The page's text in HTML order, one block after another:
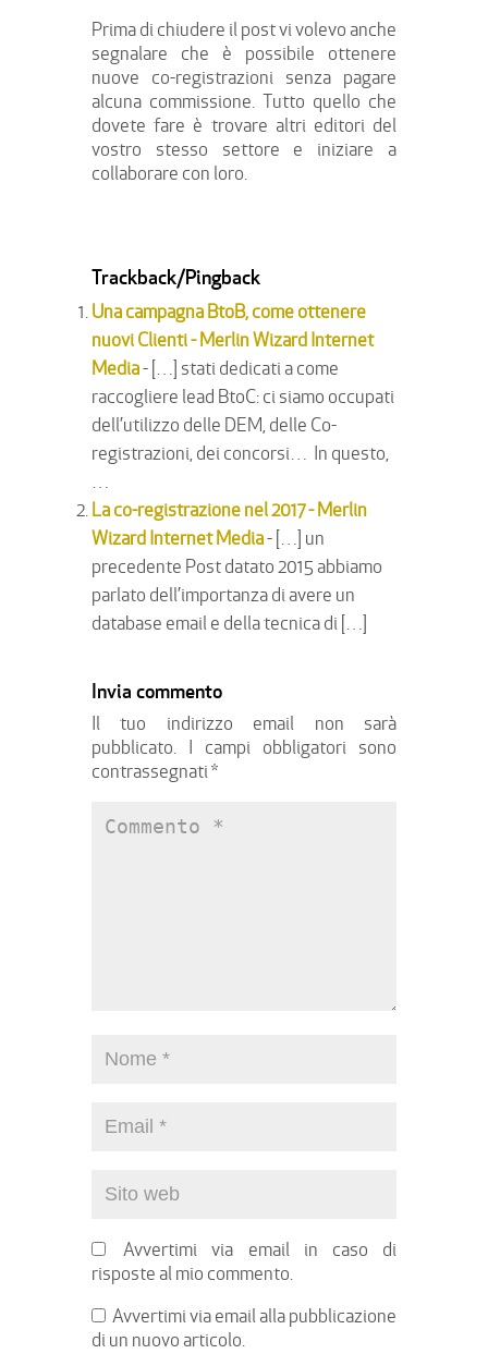
Prima di chiudere il post vi volevo anche
segnalare che è possibile ottenere
nuove co-registrazioni senza pagare
alcuna commissione. Tutto quello che
dovete fare è trovare altri editori del
vostro stesso settore e iniziare a
collaborare con loro.
Trackback/Pingback
Una campagna BtoB, come ottenere
nuovi Clienti - Merlin Wizard Internet
Media- […] stati dedicati a come
raccogliere lead BtoC: ci siamo occupati
dell’utilizzo delle DEM, delle Co-
registrazioni, dei concorsi… In questo,
…
La co-registrazione nel 2017 - Merlin
Wizard Internet Media- […] un
precedente Post datato 2015 abbiamo
parlato dell’importanza di avere un
database email e della tecnica di […]
Invia commento
Il tuo indirizzo email non sarà
pubblicato. I campi obbligatori sono
contrassegnati*
Avvertimi via email in caso di
risposte al mio commento.
Avvertimi via email alla pubblicazione
di un nuovo articolo.